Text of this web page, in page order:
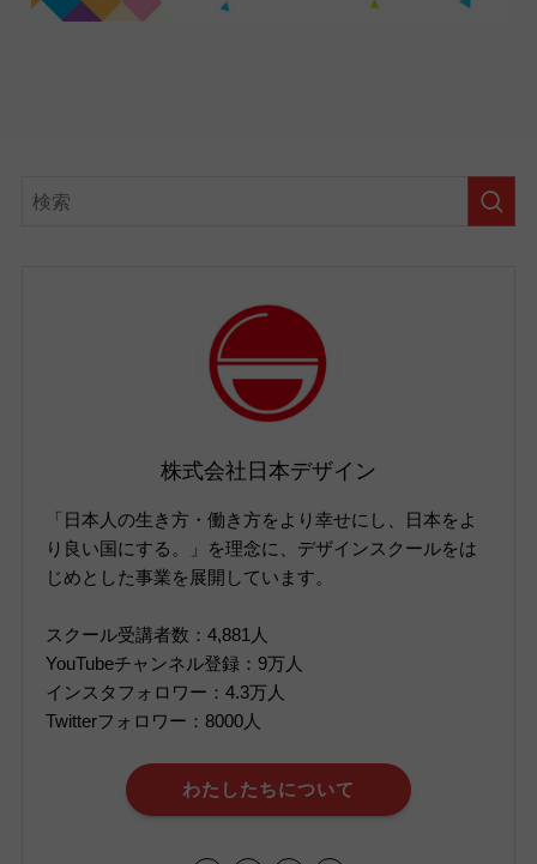
株式会社日本デザイン
「日本人の生き方・働き方をより幸せにし、日本をよ
り良い国にする。」を理念に、デザインスクールをは
じめとした事業を展開しています。
スクール受講者数：4,881人
YouTubeチャンネル登録：9万人
インスタフォロワー：4.3万人
Twitterフォロワー：8000人
わたしたちについて